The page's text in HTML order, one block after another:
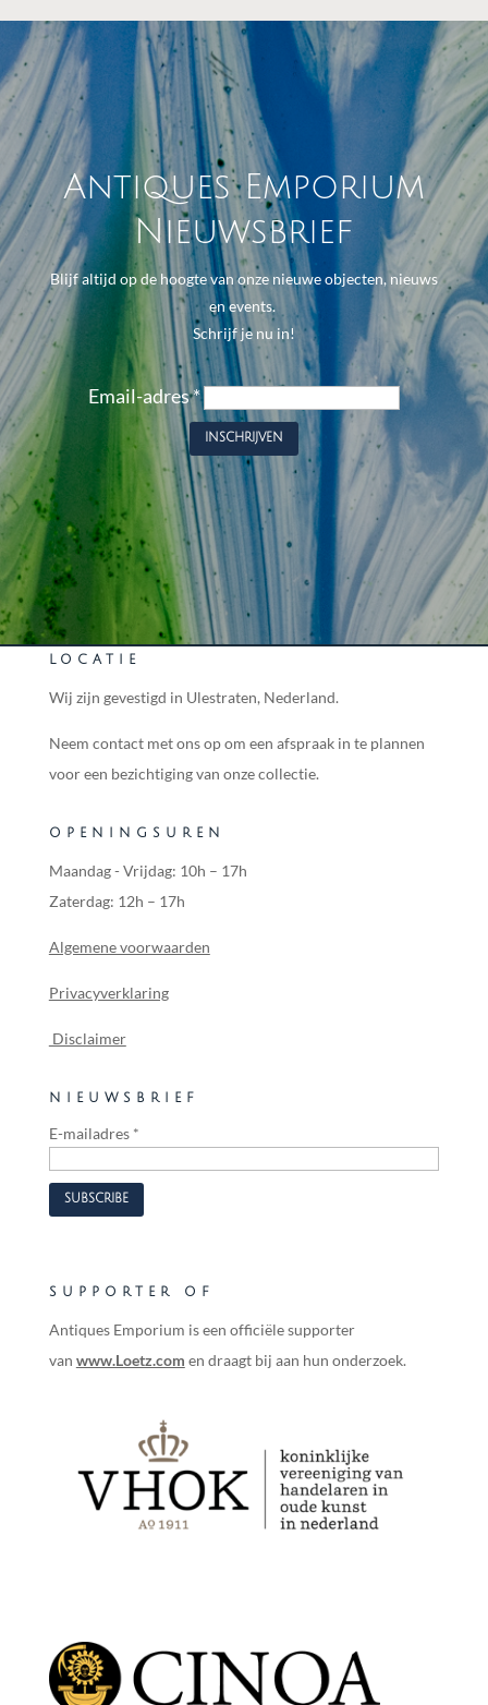
Antiques Emporium
Nieuwsbrief
Blijf altijd op de hoogte van onze nieuwe objecten, nieuws
en events.
Schrijf je nu in!
Email-adres*
LOCATIE
Wij zijn gevestigd in Ulestraten, Nederland.
Neem contact met ons op om een afspraak in te plannen
voor een bezichtiging van onze collectie.
OPENINGSUREN
Maandag - Vrijdag: 10h – 17h
Zaterdag: 12h – 17h
Algemene voorwaarden
Privacyverklaring
Disclaimer
NIEUWSBRIEF
E-mailadres *
SUPPORTER OF
Antiques Emporium is een officiële supporter
van www.Loetz.com en draagt bij aan hun onderzoek.